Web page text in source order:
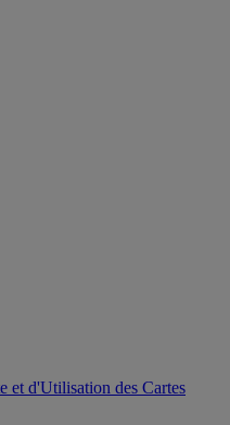
et d'Utilisation des Cartes